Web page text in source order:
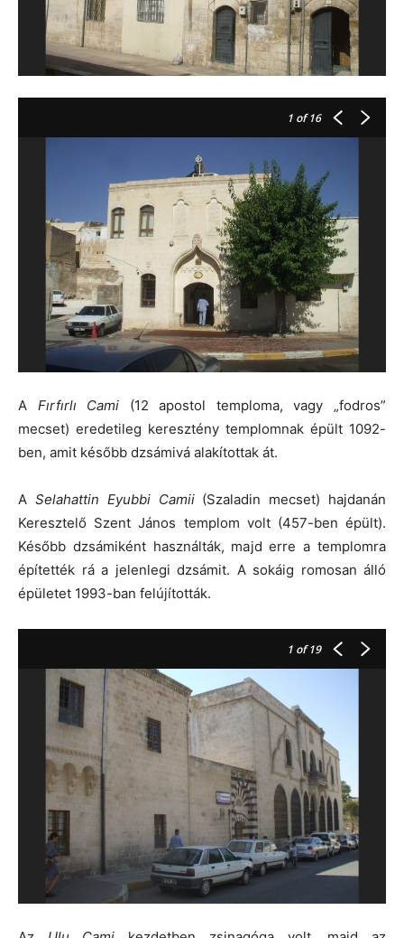
1 of 16
A Fırfırlı Cami (12 apostol temploma, vagy „fodros”
mecset) eredetileg keresztény templomnak épült 1092-
ben, amit később dzsámivá alakítottak át.
A Selahattin Eyubbi Camii(Szaladin mecset) hajdanán
Keresztelő Szent János templom volt (457-ben épült).
Később dzsámiként használták, majd erre a templomra
építették rá a jelenlegi dzsámit. A sokáig romosan álló
épületet 1993-ban felújították.
1 of 19